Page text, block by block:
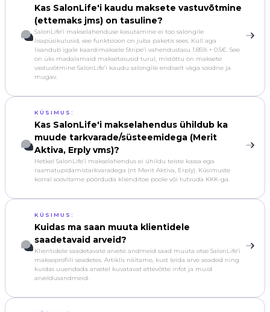
Kas SalonLife'i kaudu maksete vastuvõtmine
(ettemaks jms) on tasuline?
SalonLife’i makselahenduse kasutamine ei too salongile
lisapüsikulusid, see funktsioon on juba paketis sees. Küll aga
lisandub igale kaardimaksele Stripe’i vahendustasu 1.85% + 0.5€. See
on üks madalamaid maksetasusid turul, mistõttu on maksete
vastuvõtmine SalonLife’i kaudu salongile endiselt väga soodne ja
mugav.
KÜSIMUS:
Kas SalonLife'i makselahendus ühildub ka
muude tarkvarade/süsteemidega (Merit
Aktiva, Erply vms)?
Hetkel SalonLife’i makselahendus ei ühildu teiste kassa ega
raamatupidamistarkvaradega (nt Merit Aktiva, Erply). Küsimuste
korral soovitame pöörduda klienditoe poole või tutvuda KKK-ga.
KÜSIMUS:
Kuidas ma saan muuta klientidele
saadetavaid arveid?
Klientidele saadetavate arvete andmeid saad muuta otse SalonLife’i
makseprofiili seadetes. Artiklis näitame, kust leida arve seaded ning
kuidas uuendada arvetel kuvatavat ettevõtte infot ja muid
arveldusandmeid.